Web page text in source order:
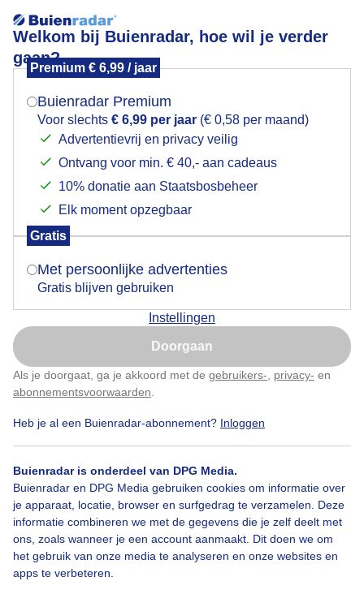
Welkom bij Buienradar, hoe wil je verder
gaan?
Premium € 6,99 / jaar
Buienradar Premium
Voor slechts € 6,99 per jaar (€ 0,58 per maand)
Advertentievrij en privacy veilig
Ontvang voor min. € 40,- aan cadeaus
10% donatie aan Staatsbosbeheer
Elk moment opzegbaar
Gratis
Met persoonlijke advertenties
Gratis blijven gebruiken
Instellingen
Doorgaan
Als je doorgaat, ga je akkoord met de gebruikers- privacy- en
abonnementsvoorwaarden
Heb je al een Buienradar-abonnement? Inloggen
Buienradar is onderdeel van DPG Media.
Buienradar en DPG Media gebruiken cookies om informatie over
je apparaat, locatie, browser en surfgedrag te verzamelen. Deze
informatie combineren we met de gegevens die je zelf deelt met
ons, zoals wanneer je een account aanmaakt. Dit doen we om
het gebruik van onze media te analyseren en onze websites en
apps te verbeteren.
Ik woon al ruim 30 jaar in Beusichem maar dit is voor
het eerste x dat ik zo een tropischeweer mee maakt op
jaarlijkse feestmarkt !
Door: Nely V Frankenhuijzen
Bekijk slideshow
Mogen we je locatie gebruiken voor het
Indien je hier nog geen akkoord op hebt gegeven,
verschijnt er zo een pop-up uit je browser waarin
Is goed, toon de popup
Nu niet, misschien later
Klik hierom dit aan te passen